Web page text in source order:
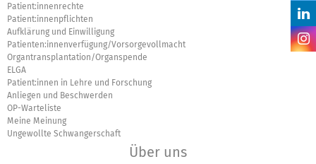
Patient:innenrechte
Patient:innenpflichten
Aufklärung und Einwilligung
Patienten:innenverfügung/Vorsorgevollmacht
Organtransplantation/Organspende
ELGA
Patient:innen in Lehre und Forschung
Anliegen und Beschwerden
OP-Warteliste
Meine Meinung
Ungewollte Schwangerschaft
Über uns